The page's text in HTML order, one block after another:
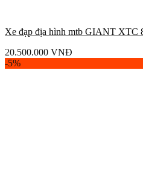
Xe đạp địa hình mtb GIANT XTC
20.500.000 VNĐ
-5%